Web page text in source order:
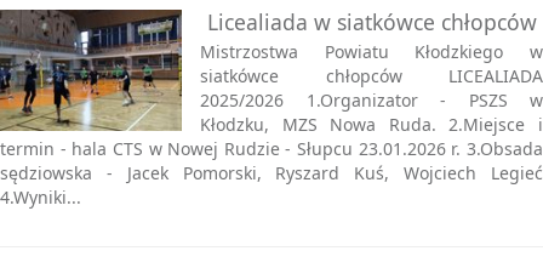
Licealiada w siatkówce chłopców
Mistrzostwa Powiatu Kłodzkiego w
siatkówce chłopców LICEALIADA
2025/2026 1.Organizator - PSZS w
Kłodzku, MZS Nowa Ruda. 2.Miejsce i
termin - hala CTS w Nowej Rudzie - Słupcu 23.01.2026 r. 3.Obsada
sędziowska - Jacek Pomorski, Ryszard Kuś, Wojciech Legieć
4.Wyniki...